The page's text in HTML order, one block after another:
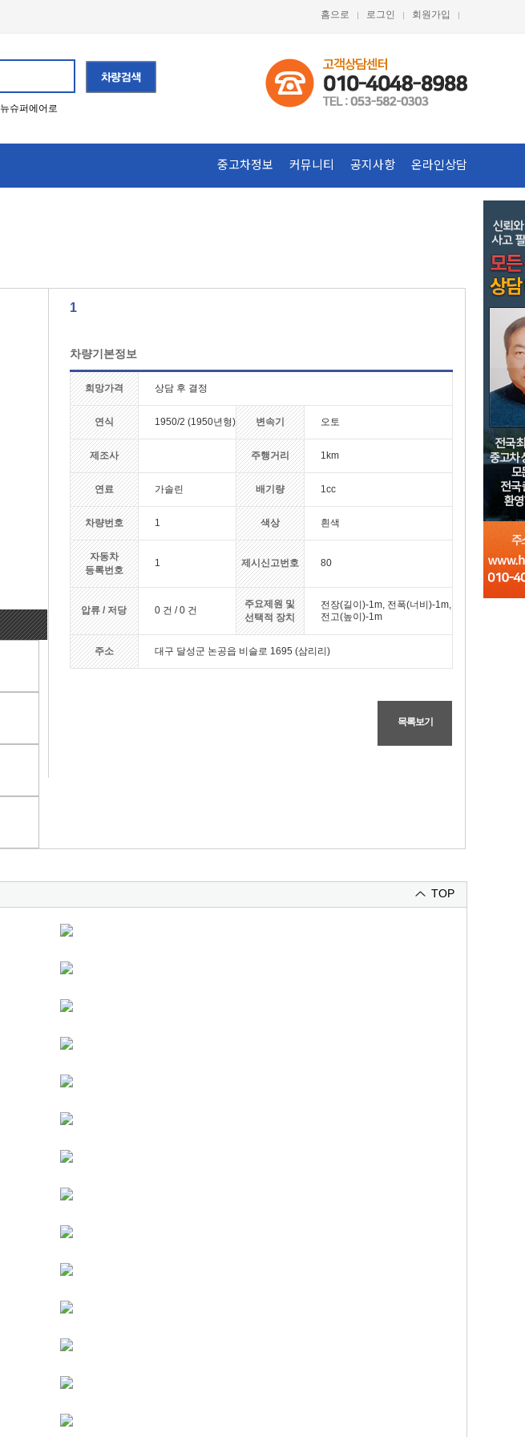
홈으로 로그인 회원가입
뉴슈퍼에어로
중고차정보 커뮤니티 공지사항 온라인상담
1
차량기본정보
희망가격 상담 후 결정
연식 1950/2 (1950년형) 변속기 오토
제조사 주행거리 1km
연료 가솔린 배기량 1cc
차량번호 1 색상 흰색
자동차
등록번호
1 제시신고번호 80
압류 / 저당 0 건 / 0 건
주요제원 및
선택적 장치
전장(길이)-1m, 전폭(너비)-1m,
전고(높이)-1m
주소 대구 달성군 논공읍 비슬로 1695 (삼리리)
목록보기
TOP